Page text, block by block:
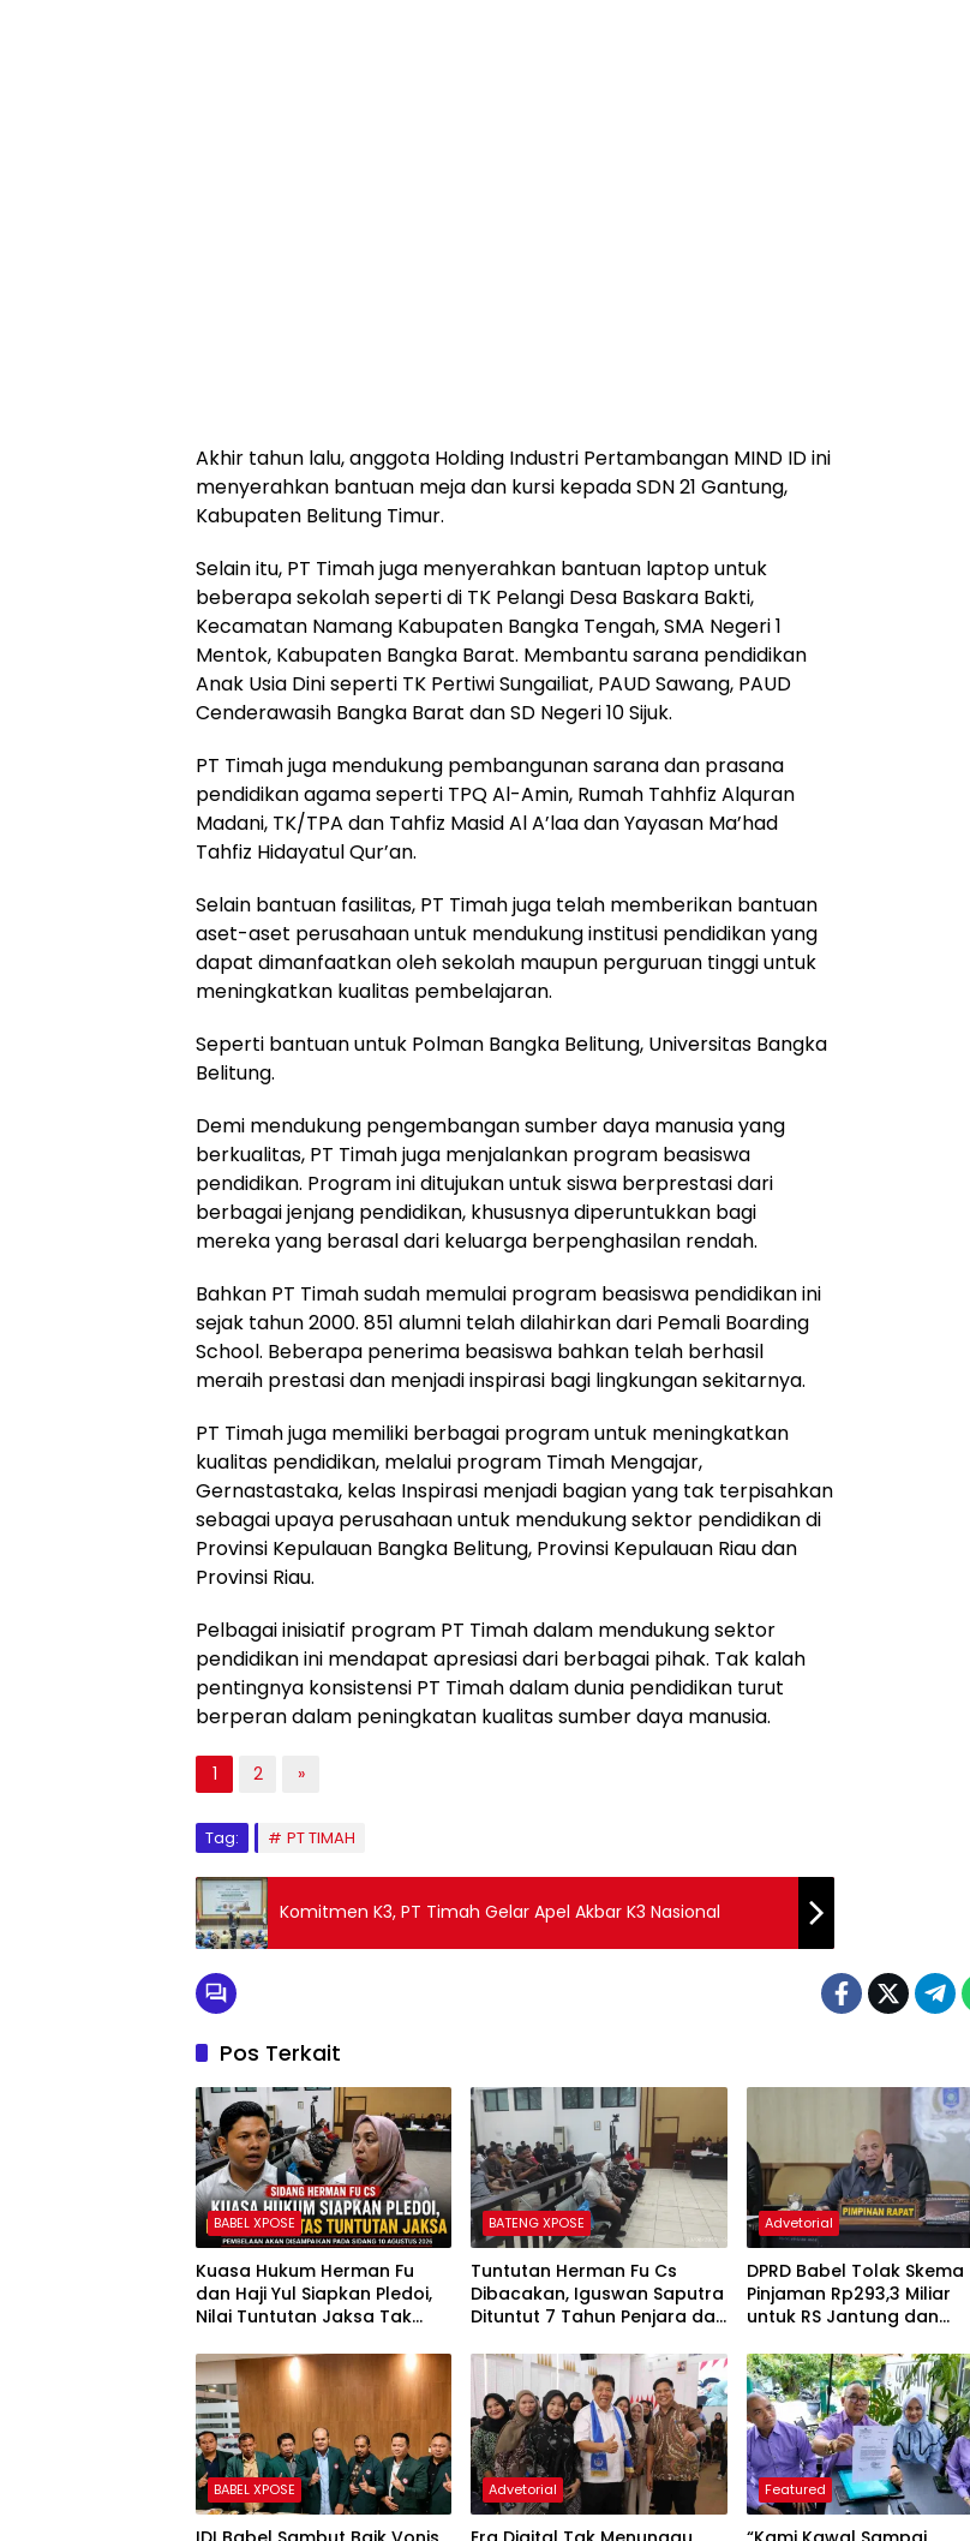
menyerahkan bantuan meja dan kursi kepada SDN 21 Gantung,
Kabupaten Belitung Timur.
beberapa sekolah seperti di TK Pelangi Desa Baskara Bakti,
Kecamatan Namang Kabupaten Bangka Tengah, SMA Negeri 1
Mentok, Kabupaten Bangka Barat. Membantu sarana pendidikan
Anak Usia Dini seperti TK Pertiwi Sungailiat, PAUD Sawang, PAUD
Cenderawasih Bangka Barat dan SD Negeri 10 Sijuk.
pendidikan agama seperti TPQ Al-Amin, Rumah Tahhfiz Alquran
Madani, TK/TPA dan Tahfiz Masid Al A’laa dan Yayasan Ma’had
Tahfiz Hidayatul Qur’an.
aset-aset perusahaan untuk mendukung institusi pendidikan yang
dapat dimanfaatkan oleh sekolah maupun perguruan tinggi untuk
meningkatkan kualitas pembelajaran.
Belitung.
berkualitas, PT Timah juga menjalankan program beasiswa
pendidikan. Program ini ditujukan untuk siswa berprestasi dari
berbagai jenjang pendidikan, khususnya diperuntukkan bagi
mereka yang berasal dari keluarga berpenghasilan rendah.
sejak tahun 2000. 851 alumni telah dilahirkan dari Pemali Boarding
School. Beberapa penerima beasiswa bahkan telah berhasil
meraih prestasi dan menjadi inspirasi bagi lingkungan sekitarnya.
kualitas pendidikan, melalui program Timah Mengajar,
Gernastastaka, kelas Inspirasi menjadi bagian yang tak terpisahkan
sebagai upaya perusahaan untuk mendukung sektor pendidikan di
Provinsi Kepulauan Bangka Belitung, Provinsi Kepulauan Riau dan
Provinsi Riau.
pendidikan ini mendapat apresiasi dari berbagai pihak. Tak kalah
pentingnya konsistensi PT Timah dalam dunia pendidikan turut
berperan dalam peningkatan kualitas sumber daya manusia.
1
Tag:
BABEL XPOSE
Kuasa Hukum Herman Fu
dan Haji Yul Siapkan Pledoi,
Nilai Tuntutan Jaksa Tak
Sesuai Fakta Persidangan
BATENG XPOSE
Tuntutan Herman Fu Cs
Dibacakan, Iguswan Saputra
Dituntut 7 Tahun Penjara dan
Uang Pengganti Rp45 Miliar
Advetorial
DPRD Babel Tolak Skema
Pinjaman Rp293,3 Miliar
untuk RS Jantung dan
Stroke, Dorong Pemprov
BABEL XPOSE
IDI Babel Sambut Baik Vonis
Advetorial
Era Digital Tak Menunggu,
Featured
“Kami Kawal Sampai